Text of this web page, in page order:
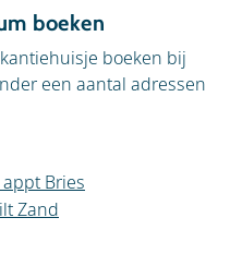
boeken
boeken bij
een aantal adressen
Bries
Zand